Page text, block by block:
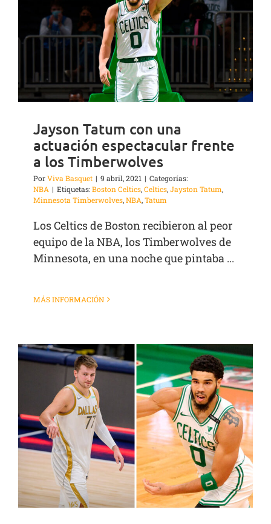
Jayson Tatum con una
actuación espectacular frente
a los Timberwolves
PorViva Basquet | 9 abril, 2021 | Categorías:
NBA | Etiquetas:Boston Celtics,Celtics,Jayston Tatum,
Minnesota Timberwolves,NBA,Tatum
Los Celtics de Boston recibieron al peor
equipo de la NBA, los Timberwolves de
Minnesota, en una noche que pintaba ...
MÁS INFORMACIÓN